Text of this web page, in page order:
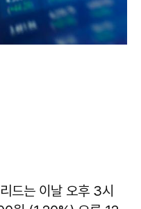
드는 이날 오후 3시